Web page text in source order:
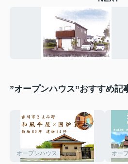
”オープンハウス”おすすめ記
オープンハウス オー